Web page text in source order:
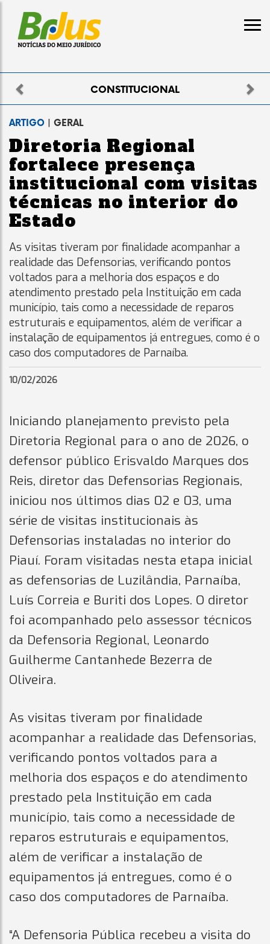
ELEITORAL
Previous
ARTIGO | GERAL
Diretoria Regional
fortalece presença
institucional com visitas
técnicas no interior do
Estado
As visitas tiveram por finalidade acompanhar a
realidade das Defensorias, verificando pontos
voltados para a melhoria dos espaços e do
atendimento prestado pela Instituição em cada
município, tais como a necessidade de reparos
estruturais e equipamentos, além de verificar a
instalação de equipamentos já entregues, como é o
caso dos computadores de Parnaíba.
10/02/2026
Iniciando planejamento previsto pela
Diretoria Regional para o ano de 2026, o
defensor público Erisvaldo Marques dos
Reis, diretor das Defensorias Regionais,
iniciou nos últimos dias 02 e 03, uma
série de visitas institucionais às
Defensorias instaladas no interior do
Piauí. Foram visitadas nesta etapa inicial
as defensorias de Luzilândia, Parnaíba,
Luís Correia e Buriti dos Lopes. O diretor
foi acompanhado pelo assessor técnicos
da Defensoria Regional, Leonardo
Guilherme Cantanhede Bezerra de
Oliveira.
As visitas tiveram por finalidade
acompanhar a realidade das Defensorias,
verificando pontos voltados para a
melhoria dos espaços e do atendimento
prestado pela Instituição em cada
município, tais como a necessidade de
reparos estruturais e equipamentos,
além de verificar a instalação de
equipamentos já entregues, como é o
caso dos computadores de Parnaíba.
“A Defensoria Pública recebeu a visita do